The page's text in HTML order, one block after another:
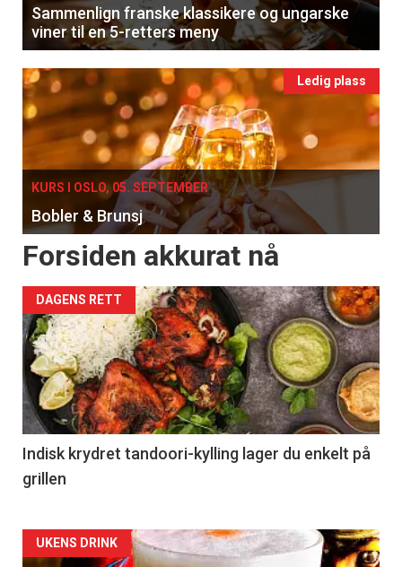
Sammenlign franske klassikere og ungarske
viner til en 5-retters meny
Ledig plass
KURS I OSLO, 05. SEPTEMBER
Bobler & Brunsj
Forsiden akkurat nå
DAGENS RETT
Indisk krydret tandoori-kylling lager du enkelt på
grillen
Forsiden
UKENS DRINK